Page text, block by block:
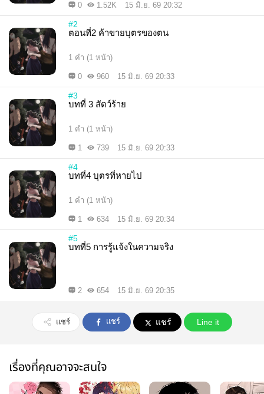
0 1.52K 15 มิ.ย. 69 20:32
#2
ตอนที่2 ค้าขายบุตรของตน
1 คำ (1 หน้า)
0 960 15 มิ.ย. 69 20:33
#3
บทที่ 3 สัตว์ร้าย
1 คำ (1 หน้า)
1 739 15 มิ.ย. 69 20:33
#4
บทที่4 บุตรที่หายไป
1 คำ (1 หน้า)
1 634 15 มิ.ย. 69 20:34
#5
บทที่5 การรู้แจ้งในความจริง
2 654 15 มิ.ย. 69 20:35
แชร์ แชร์ แชร์ Line it
เรื่องที่คุณอาจจะสนใจ